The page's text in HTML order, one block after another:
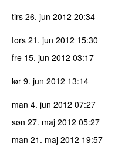
tirs 26. jun 2012 20:34
tors 21. jun 2012 15:30
fre 15. jun 2012 03:17
lør 9. jun 2012 13:14
man 4. jun 2012 07:27
søn 27. maj 2012 05:27
man 21. maj 2012 19:57